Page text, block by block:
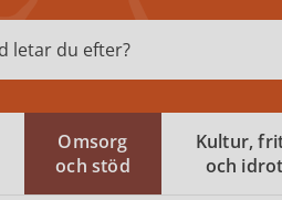
Omsorg
och stöd
Kultur,
och